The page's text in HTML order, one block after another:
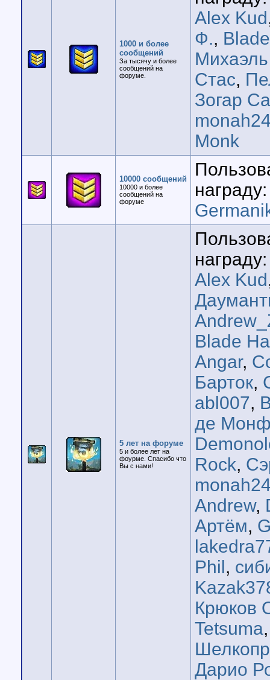
1000 и более
сообщений
За тысячу и более
сообщений на
форуме.
Alex Kud
Ф.,
Стас,
Зогар
Monk
10000 сообщений
10000 и более
сообщений на
форуме
5 лет на форуме
5 и более лет на
фоурме. Спасибо что
Вы с нами!
Alex Kud
Blade
Angar,
Барток,
abl007,
де
Rock,
Andrew,
Артём,
Phil,
Крюков
Tetsuma
Дарио